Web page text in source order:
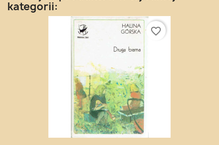
kategorii:
favorite_border